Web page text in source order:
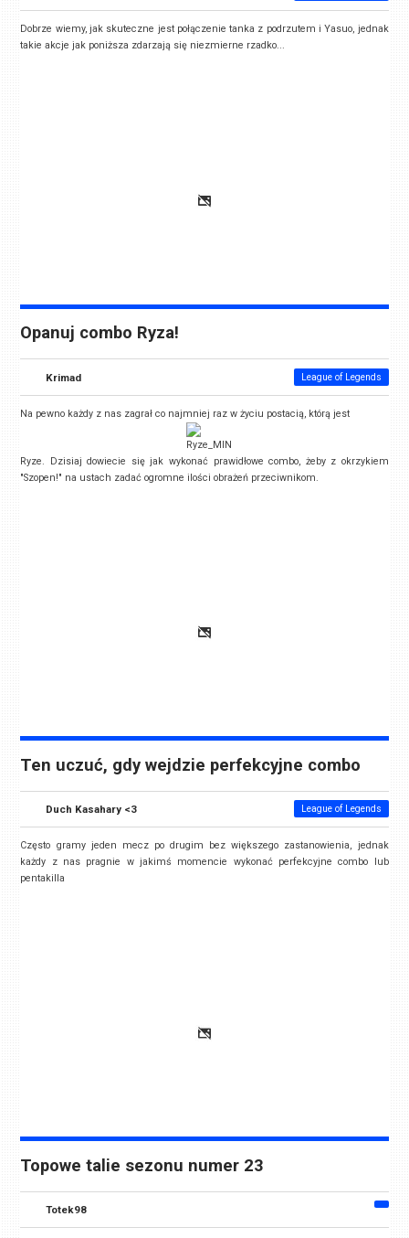
Dobrze wiemy, jak skuteczne jest połączenie tanka z podrzutem i Yasuo, jednak
takie akcje jak poniższa zdarzają się niezmierne rzadko...
Opanuj combo Ryza!
Krimad League of Legends
Na pewno każdy z nas zagrał co najmniej raz w życiu postacią, którą jest
Ryze. Dzisiaj dowiecie się jak wykonać prawidłowe combo, żeby z okrzykiem
"Szopen!" na ustach zadać ogromne ilości obrażeń przeciwnikom.
Ten uczuć, gdy wejdzie perfekcyjne combo
Duch Kasahary <3 League of Legends
Często gramy jeden mecz po drugim bez większego zastanowienia, jednak
każdy z nas pragnie w jakimś momencie wykonać perfekcyjne combo lub
pentakilla
Topowe talie sezonu numer 23
Totek98